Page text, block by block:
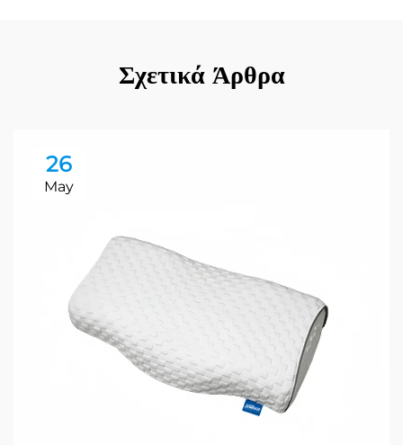
Σχετικά Άρθρα
26
May